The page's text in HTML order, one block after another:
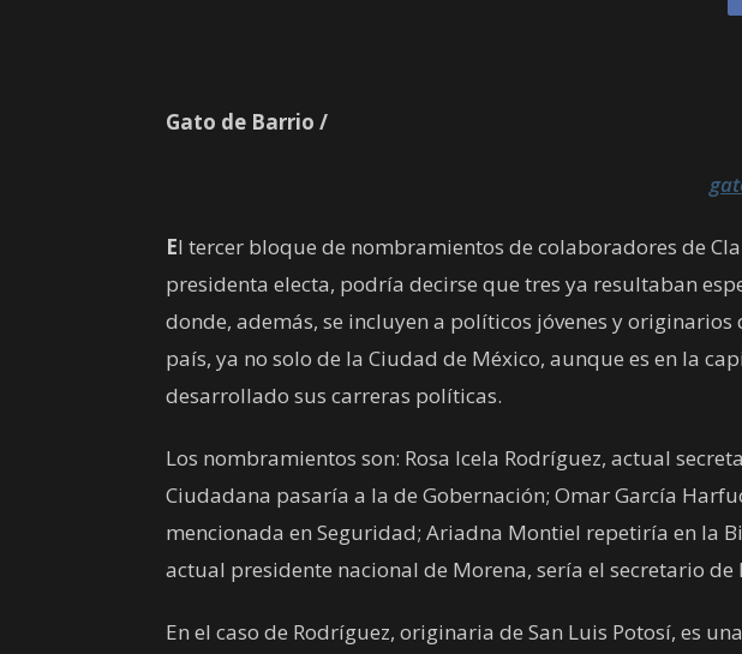
Gato de Barrio /
El tercer bloque de nombramientos de colaboradores de
presidenta electa, podría decirse que tres ya resultaban
donde, además, se incluyen a políticos jóvenes y originarios
país, ya no solo de la Ciudad de México, aunque es en la
desarrollado sus carreras políticas.
Los nombramientos son: Rosa Icela Rodríguez, actual
Ciudadana pasaría a la de Gobernación; Omar García
mencionada en Seguridad; Ariadna Montiel repetiría en la
actual presidente nacional de Morena, sería el secretario de
En el caso de Rodríguez, originaria de San Luis Potosí, es